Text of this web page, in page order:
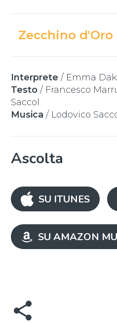
Zecchino d'Oro
Interprete / Emma
Testo / Francesco
Saccol
Musica / Lodovico
Ascolta
SU ITUNES
SU AMAZON
share